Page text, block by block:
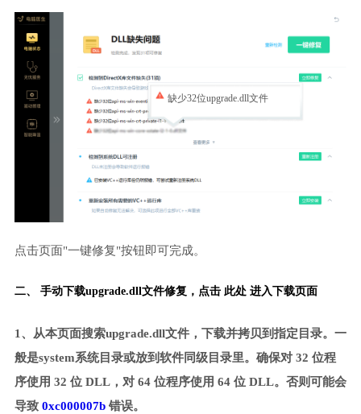
缺少32位upgrade.dll文件
点击页面"一键修复"按钮即可完成。
二、 手动下载upgrade.dll文件修复， 点击 此处 进入下载页面
1、从本页面搜索upgrade.dll文件，下载并拷贝到指定目录。一
般是system系统目录或放到软件同级目录里。确保对 32 位程
序使用 32 位 DLL，对 64 位程序使用 64 位 DLL。否则可能会
导致 0xc000007b错误。